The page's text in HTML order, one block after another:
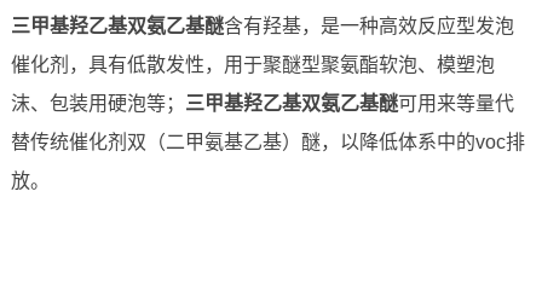
三甲基羟乙基双氨乙基醚含有羟基，是一种高效反应型发泡
催化剂，具有低散发性，用于聚醚型聚氨酯软泡、模塑泡
沫、包装用硬泡等； 三甲基羟乙基双氨乙基醚可用来等量代
替传统催化剂双（二甲氨基乙基）醚，以降低体系中的voc排
放。